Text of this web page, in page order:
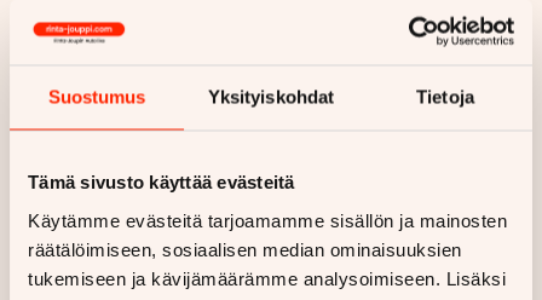
Suostumus Yksityiskohdat Tietoja
Tämä sivusto käyttää evästeitä
Käytämme evästeitä tarjoamamme sisällön ja mainosten
räätälöimiseen, sosiaalisen median ominaisuuksien
tukemiseen ja kävijämäärämme analysoimiseen. Lisäksi
Kuukausierä 467,42 €
Haluan myös tarjouksen vakuutuksesta
Hae rahoitustarjous